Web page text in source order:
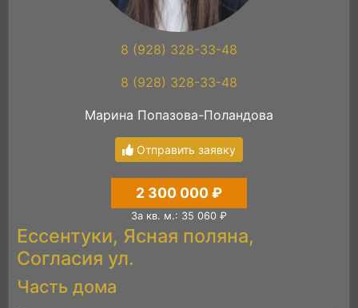
8 (928) 328-33-48
8 (928) 328-33-48
Марина Попазова-Поландова
Отправить заявку
2 300 000 ₽
За кв. м.: 35 060 ₽
Ессентуки, Ясная поляна,
Согласия ул.
Часть дома